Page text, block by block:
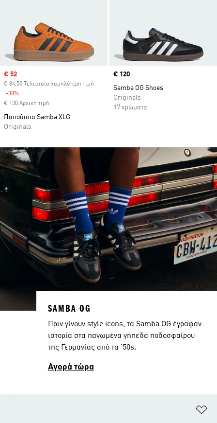
Sale price
€ 52
€ 84,50 Τελευταία χαμηλότερη τιμή
-38%
€ 130 Αρχική τιμή
Παπούτσια Samba XLG
Originals
Price
€ 120
Samba OG Shoes
Originals
17 χρώματα
SAMBA OG
Πριν γίνουν style icons, τα Samba OG έγραφαν
ιστορία στα παγωμένα γήπεδα ποδοσφαίρου
της Γερμανίας από τα '50s.
Αγορά τώρα